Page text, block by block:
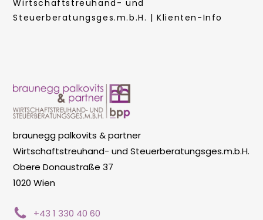
Wirtschaftstreuhand- und
Steuerberatungsges.m.b.H. | Klienten-Info
braunegg palkovits & partner
Wirtschaftstreuhand- und Steuerberatungsges.m.b.H.
Obere Donaustraße 37
1020 Wien
+43 1 330 40 60